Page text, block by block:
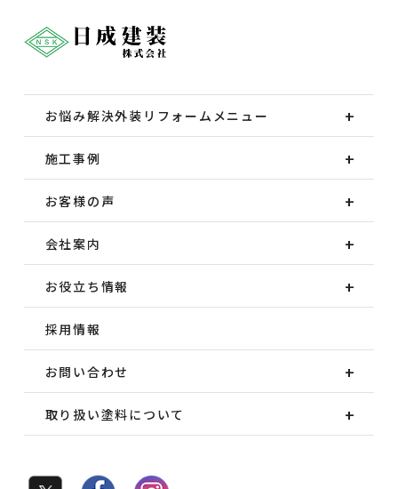
お悩み解決外装 リフォームメニュー
施工事例
お客様の声
会社案内
お役立ち情報
採用情報
お問い合わせ
取り扱い塗料について